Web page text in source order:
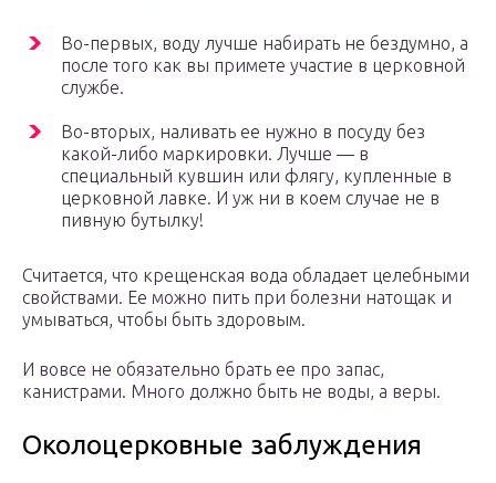
Во-первых, воду лучше набирать не бездумно, а
после того как вы примете участие в церковной
службе.
Во-вторых, наливать ее нужно в посуду без
какой-либо маркировки. Лучше — в
специальный кувшин или флягу, купленные в
церковной лавке. И уж ни в коем случае не в
пивную бутылку!
Считается, что крещенская вода обладает целебными
свойствами. Ее можно пить при болезни натощак и
умываться, чтобы быть здоровым.
И вовсе не обязательно брать ее про запас,
канистрами. Много должно быть не воды, а веры.
Околоцерковные заблуждения